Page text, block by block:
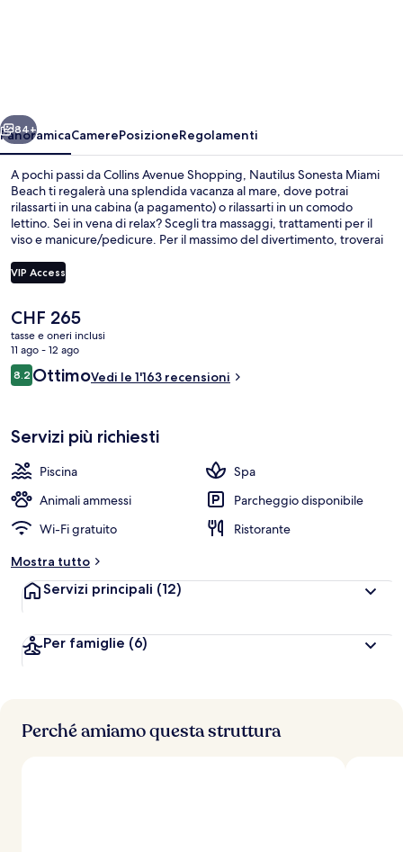
Avanti
84+
PanoramicaCamerePosizioneRegolamenti
A pochi passi da Collins Avenue Shopping, Nautilus Sonesta Miami
Beach ti regalerà una splendida vacanza al mare, dove potrai
rilassarti in una cabina (a pagamento) o rilassarti in un comodo
lettino. Sei in vena di relax? Scegli tra massaggi, trattamenti per il
viso e manicure/pedicure. Per il massimo del divertimento, troverai
Cabana Club propone cucina mediterranea e serve la colazione, il
pranzo e la cena. Gli altri punti di forza di questo hotel di lusso sono
notte. Le recensioni dei viaggiatori lodano il personale gentile e la
posizione invidiabile.
VIP Access
Il
prezzo
attuale
è
CHF 265
CHF 265
tasse e oneri inclusi
11 ago - 12 ago
Recensioni
8.28.2 su 10
OttimoVedi le 1'163 recensioni
Servizi più richiesti
Piscina
Spa
Animali ammessi
Parcheggio disponibile
Wi-Fi gratuito
Ristorante
Mostra tutto
Servizi principali (12)
Per famiglie (6)
Perché amiamo questa struttura